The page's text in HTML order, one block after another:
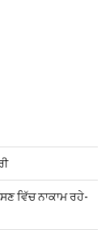
ਵਿੱਚ ਨਾਕਾਮ ਰਹੇ-